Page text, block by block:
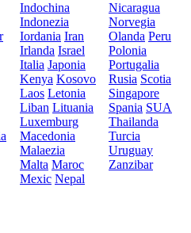
Indochina
Indonezia
Iordania Iran
Irlanda Israel
Italia Japonia
Kenya Kosovo
Laos Letonia
Liban Lituania
Luxemburg
Macedonia
Malaezia
Malta Maroc
Mexic Nepal
Nicaragua
Norvegia
Olanda Peru
Polonia
Portugalia
Rusia Scotia
Singapore
Spania SUA
Thailanda
Turcia
Uruguay
Zanzibar